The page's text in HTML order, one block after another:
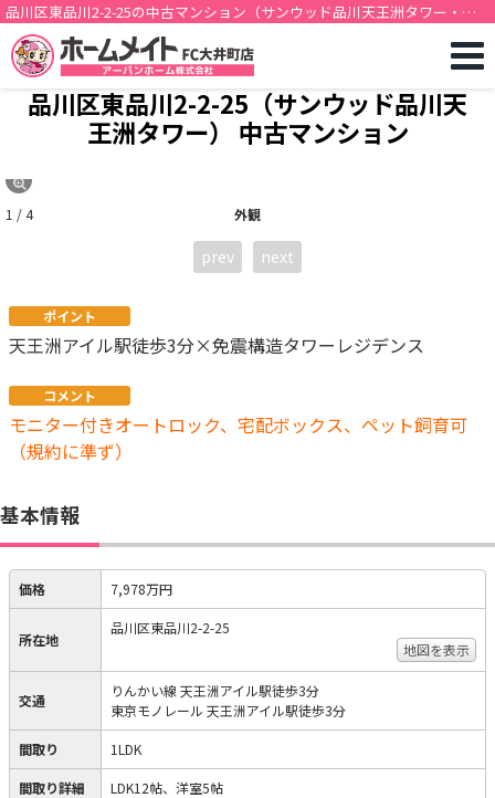
品川区東品川2-2-25の中古マンション（サンウッド品川天王洲タワー・
1LDK・天王洲アイル駅徒歩3分）[12422]
品川区東品川2-2-25（サンウッド品川天
王洲タワー） 中古マンション
外観
1 / 4
prev next
ポイント
天王洲アイル駅徒歩3分×免震構造タワーレジデンス
コメント
モニター付きオートロック、宅配ボックス、ペット飼育可
（規約に準ず）
基本情報
価格 7,978万円
所在地
品川区東品川2-2-25
地図を表示
交通
りんかい線 天王洲アイル駅徒歩3分
東京モノレール 天王洲アイル駅徒歩3分
間取り 1LDK
間取り詳細 LDK12帖、洋室5帖